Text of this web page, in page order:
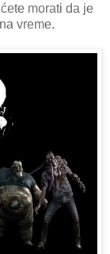
morati da je
vreme.